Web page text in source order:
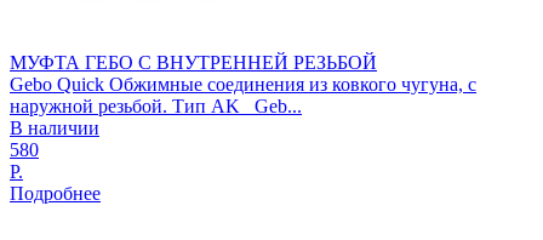
МУФТА ГЕБО С ВНУТРЕННЕЙ РЕЗЬБОЙ
Gebo Quick Обжимные соединения из ковкого чугуна, с
наружной резьбой. Тип AK Geb...
В наличии
580
Р.
Подробнее